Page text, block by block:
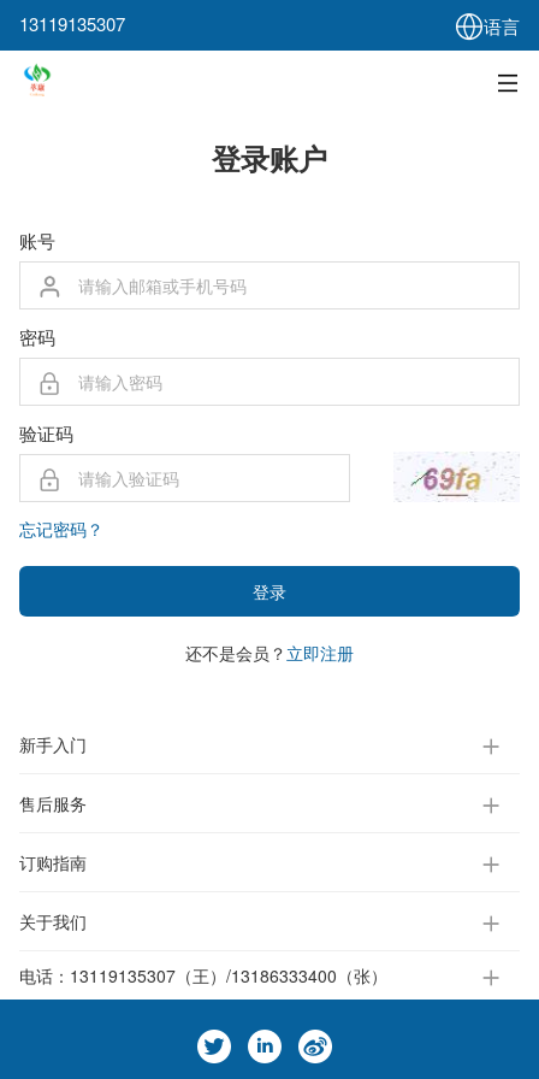
13119135307 语言
登录账户
账号
密码
验证码
忘记密码？
登录
还不是会员？ 立即注册
新手入门
售后服务
订购指南
关于我们
电话： 13119135307（王）/13186333400（张）